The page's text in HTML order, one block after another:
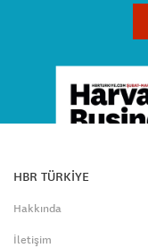
HBR TÜRKİYE
Hakkında
İletişim